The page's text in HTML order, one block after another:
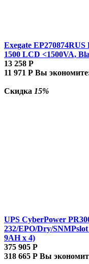
Exegate
1500 LCD <1500VA,
13 258 Р
11 971 Р Вы
Скидка 15%
UPS CyberPower
232/EPO/Dry/
9AH х 4)
375 905 Р
318 665 Р Вы